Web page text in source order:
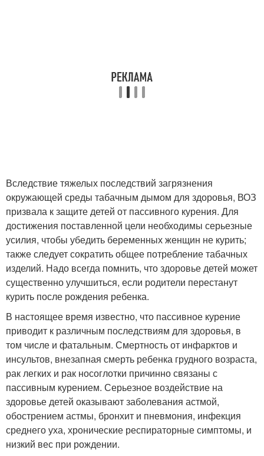
Вследствие тяжелых последствий загрязнения
окружающей среды табачным дымом для здоровья, ВОЗ
призвала к защите детей от пассивного курения. Для
достижения поставленной цели необходимы серьезные
усилия, чтобы убедить беременных женщин не курить;
также следует сократить общее потребление табачных
изделий. Надо всегда помнить, что здоровье детей может
существенно улучшиться, если родители перестанут
курить после рождения ребенка.
В настоящее время известно, что пассивное курение
приводит к различным последствиям для здоровья, в
том числе и фатальным. Смертность от инфарктов и
инсультов, внезапная смерть ребенка грудного возраста,
рак легких и рак носоглотки причинно связаны с
пассивным курением. Серьезное воздействие на
здоровье детей оказывают заболевания астмой,
обострением астмы, бронхит и пневмония, инфекция
среднего уха, хронические респираторные симптомы, и
низкий вес при рождении.